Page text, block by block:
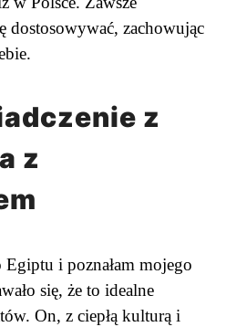
dostosowywać, zachowując
z
z
i poznałam mojego
się, że to idealne
On, z ciepłą kulturą i